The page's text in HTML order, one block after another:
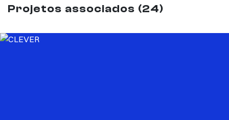
Projetos associados (24)